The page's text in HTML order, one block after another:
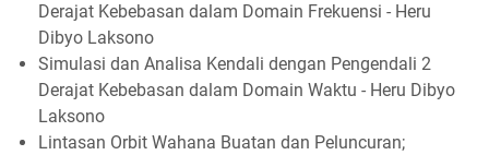
Derajat Kebebasan dalam Domain Frekuensi - Heru
Dibyo Laksono
Simulasi dan Analisa Kendali dengan Pengendali 2
Derajat Kebebasan dalam Domain Waktu - Heru Dibyo
Laksono
Lintasan Orbit Wahana Buatan dan Peluncuran;